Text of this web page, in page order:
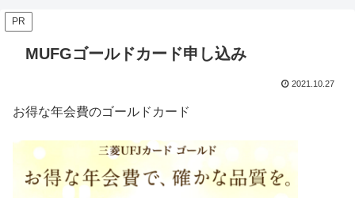
PR
MUFGゴールドカード申し込み
2021.10.27
お得な年会費のゴールドカード